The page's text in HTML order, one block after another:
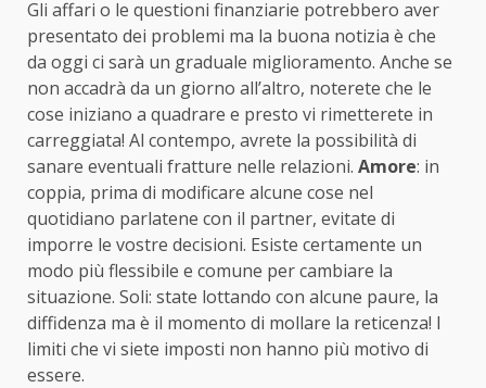
Gli affari o le questioni finanziarie potrebbero aver
presentato dei problemi ma la buona notizia è che
da oggi ci sarà un graduale miglioramento. Anche se
non accadrà da un giorno all’altro, noterete che le
cose iniziano a quadrare e presto vi rimetterete in
carreggiata! Al contempo, avrete la possibilità di
sanare eventuali fratture nelle relazioni. Amore: in
coppia, prima di modificare alcune cose nel
quotidiano parlatene con il partner, evitate di
imporre le vostre decisioni. Esiste certamente un
modo più flessibile e comune per cambiare la
situazione. Soli: state lottando con alcune paure, la
diffidenza ma è il momento di mollare la reticenza! I
limiti che vi siete imposti non hanno più motivo di
essere.